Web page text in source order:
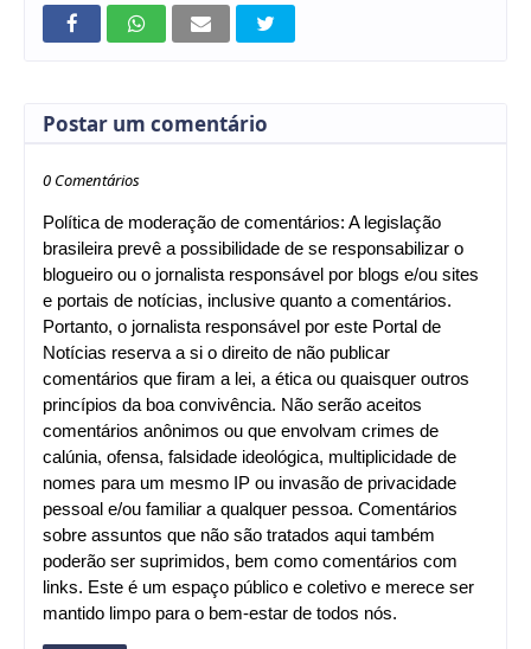
Postar um comentário
0 Comentários
Política de moderação de comentários: A legislação
brasileira prevê a possibilidade de se responsabilizar o
blogueiro ou o jornalista responsável por blogs e/ou sites
e portais de notícias, inclusive quanto a comentários.
Portanto, o jornalista responsável por este Portal de
Notícias reserva a si o direito de não publicar
comentários que firam a lei, a ética ou quaisquer outros
princípios da boa convivência. Não serão aceitos
comentários anônimos ou que envolvam crimes de
calúnia, ofensa, falsidade ideológica, multiplicidade de
nomes para um mesmo IP ou invasão de privacidade
pessoal e/ou familiar a qualquer pessoa. Comentários
sobre assuntos que não são tratados aqui também
poderão ser suprimidos, bem como comentários com
links. Este é um espaço público e coletivo e merece ser
mantido limpo para o bem-estar de todos nós.